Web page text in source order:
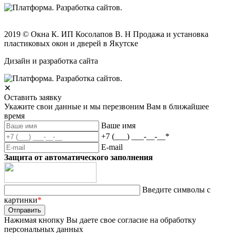
2019 © Окна К. ИП Косолапов В. Н Продажа и установка
пластиковых окон и дверей в Якутске
Дизайн и разработка сайта
✕
Оставить заявку
Укажите свои данные и мы перезвоним Вам в ближайшее
время
Ваше имя
+7 (___) ___-__-__ *
E-mail
Защита от автоматического заполнения
Введите символы с
картинки*
Нажимая кнопку Вы даете свое согласие на обработку
персональных данных